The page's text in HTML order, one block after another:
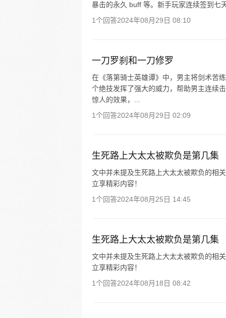
暴击的永久 buff 等。新手玩家连续签到七
1个回答2024年08月29日 08:10
一刀罗刹和一刀修罗
在《落第骑士英雄谭》中，男主将剑术苦
个绝技发挥了强大的威力，帮助男主连续
惊人的效果，...
1个回答2024年08月29日 02:09
生死路上大太太被欺负是第几集
文中并未提及生死路上大太太被欺负的相
立享精彩内容！
1个回答2024年08月25日 14:45
生死路上大太太被欺负是第几集
文中并未提及生死路上大太太被欺负的相
立享精彩内容！
1个回答2024年08月18日 08:42